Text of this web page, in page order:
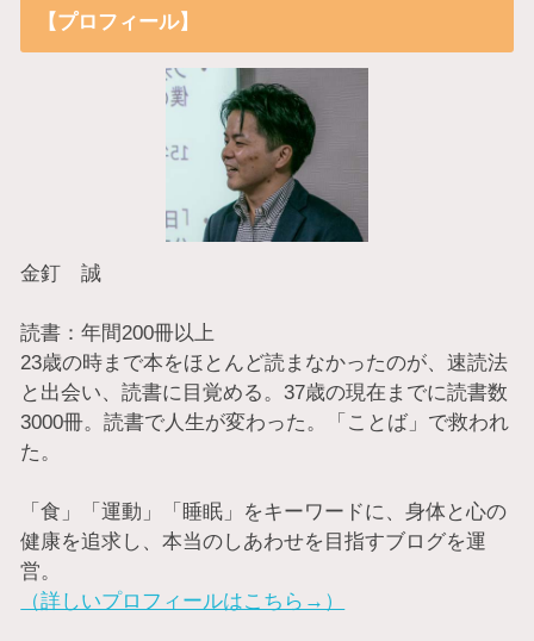
【プロフィール】
金釘 誠
読書：年間200冊以上
23歳の時まで本をほとんど読まなかったのが、速読法
と出会い、読書に目覚める。37歳の現在までに読書数
3000冊。読書で人生が変わった。「ことば」で救われ
た。
「食」「運動」「睡眠」をキーワードに、身体と心の
健康を追求し、本当のしあわせを目指すブログを運
営。
（詳しいプロフィールはこちら→）